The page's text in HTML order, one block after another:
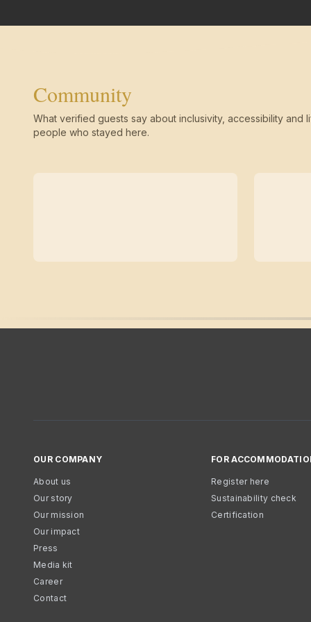
Community
What verified guests say about inclusivity, accessibility and
people who stayed here.
OUR COMPANY
About us
Our story
Our mission
Our impact
Press
Media kit
Career
Contact
FOR
Register here
Sustainability check
Certification